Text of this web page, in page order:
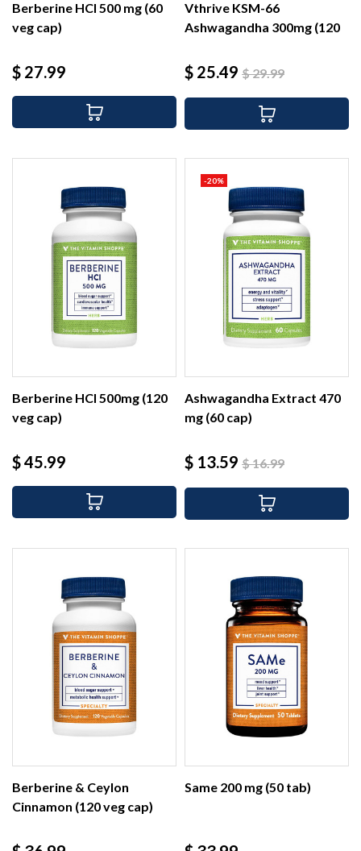
Berberine HCl 500 mg (60
veg cap)
Precio
$ 27.99
Vthrive KSM-66
Ashwagandha 300mg (120
Precio
$ 25.49 Precio
$ 29.99
Berberine HCl 500mg (120
veg cap)
Precio
$ 45.99
Ashwagandha Extract 470
mg (60 cap)
Precio
$ 13.59 Precio
$ 16.99
-20%
Berberine & Ceylon
Cinnamon (120 veg cap)
Same 200 mg (50 tab)